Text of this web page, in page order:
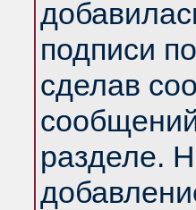
подписи
сделав
разделе.